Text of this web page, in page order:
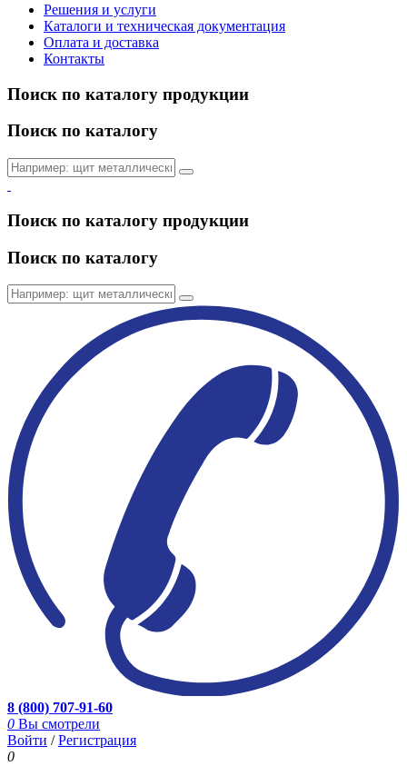
Решения и услуги
Каталоги и техническая документация
Оплата и доставка
Контакты
Поиск по каталогу продукции
Поиск по каталогу
Поиск по каталогу продукции
Поиск по каталогу
8 (800) 707-91-60
0 Вы смотрели
Войти /Регистрация
0